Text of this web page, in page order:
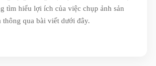
tìm hiểu lợi ích của việc chụp ảnh sản
thông qua bài viết dưới đây.